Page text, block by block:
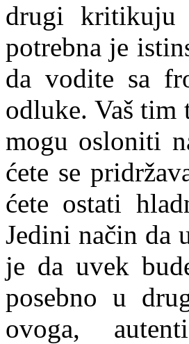
drugi
potrebna je
da vodite sa
odluke. Vaš tim
mogu osloniti
ćete se
ćete ostati
Jedini način da
je da uvek
posebno u
ovoga,